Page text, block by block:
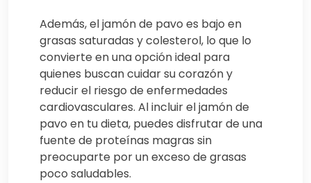
Además, el jamón de pavo es bajo en
grasas saturadas y colesterol, lo que lo
convierte en una opción ideal para
quienes buscan cuidar su corazón y
reducir el riesgo de enfermedades
cardiovasculares. Al incluir el jamón de
pavo en tu dieta, puedes disfrutar de una
fuente de proteínas magras sin
preocuparte por un exceso de grasas
poco saludables.